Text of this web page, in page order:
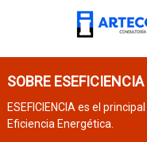
SOBRE ESEFICIENCIA
ESEFICIENCIA es el
Eficiencia Energética.